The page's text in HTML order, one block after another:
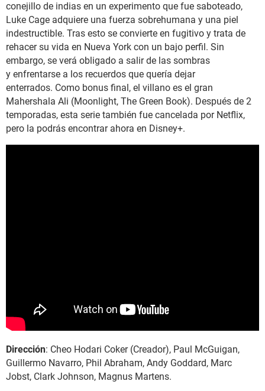
conejillo de indias en un experimento que fue saboteado,
Luke Cage adquiere una fuerza sobrehumana y una piel
indestructible. Tras esto se convierte en fugitivo y trata de
rehacer su vida en Nueva York con un bajo perfil. Sin
embargo, se verá obligado a salir de las sombras
y enfrentarse a los recuerdos que quería dejar
enterrados. Como bonus final, el villano es el gran
Mahershala Ali (Moonlight, The Green Book). Después de 2
temporadas, esta serie también fue cancelada por Netflix,
pero la podrás encontrar ahora en Disney+.
Dirección: Cheo Hodari Coker (Creador), Paul McGuigan,
Guillermo Navarro, Phil Abraham, Andy Goddard, Marc
Jobst, Clark Johnson, Magnus Martens.